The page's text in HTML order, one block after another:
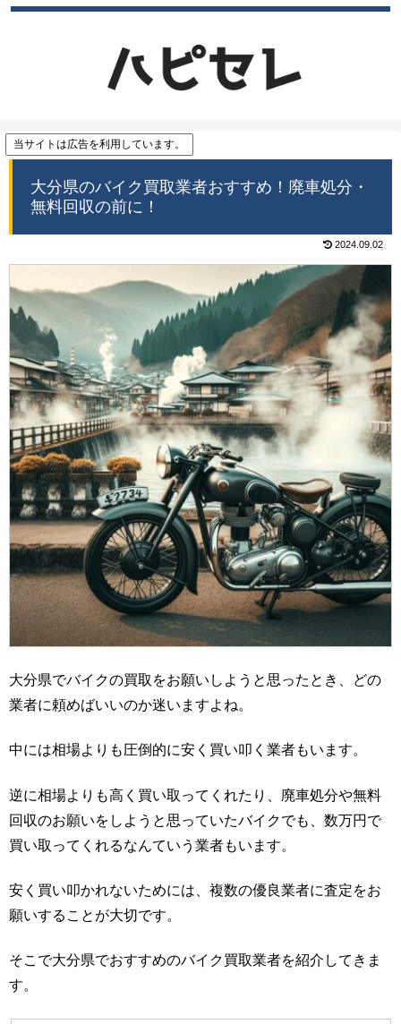
当サイトは広告を利用しています。
大分県のバイク買取業者おすすめ！廃車処分・
無料回収の前に！
2024.09.02
大分県でバイクの買取をお願いしようと思ったとき、どの
業者に頼めばいいのか迷いますよね。
中には相場よりも圧倒的に安く買い叩く業者もいます。
逆に相場よりも高く買い取ってくれたり、廃車処分や無料
回収のお願いをしようと思っていたバイクでも、数万円で
買い取ってくれるなんていう業者もいます。
安く買い叩かれないためには、複数の優良業者に査定をお
願いすることが大切です。
そこで大分県でおすすめのバイク買取業者を紹介してきま
す。